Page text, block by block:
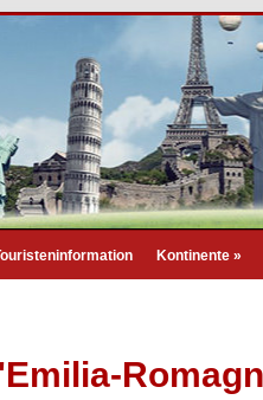
Kontinente »